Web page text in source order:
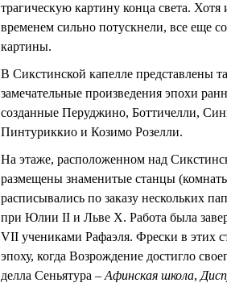
трагическую картину конца света. Хотя
временем сильно потускнели, все еще
картины.
В Сикстинской капелле представлены
замечательные произведения эпохи
созданные Перуджино, Боттичелли,
Пинтуриккио и Козимо Розелли.
На этаже, расположенном над
размещены знаменитые станцы
расписывались по заказу нескольких
при Юлии II и Льве Х. Работа была
VII учениками Рафаэля. Фрески в этих
эпоху, когда Возрождение достигло
делла Сеньятура – Афинская школа,